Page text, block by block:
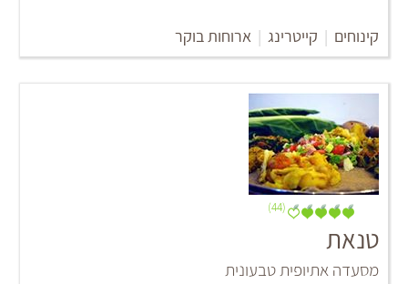
קינוחים | קייטרינג | ארוחות בוקר
(44)
טנאת
מסעדה אתיופית טבעונית